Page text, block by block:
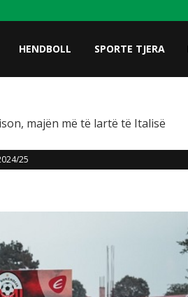
HENDBOLL SPORTE TJERA
majën më të lartë të Italisë
25